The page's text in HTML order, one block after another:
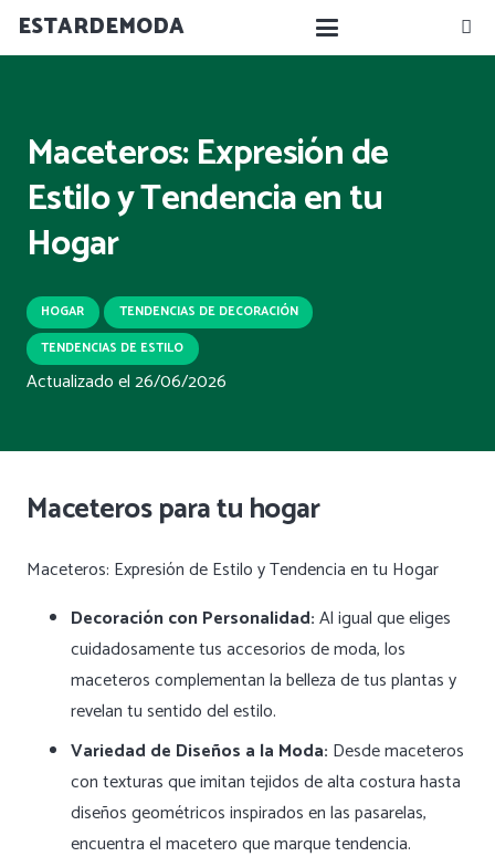
ESTARDEMODA
Maceteros: Expresión de
Estilo y Tendencia en tu
Hogar
HOGAR
TENDENCIAS DE DECORACIÓN
TENDENCIAS DE ESTILO
Actualizado el26/06/2026
Maceteros para tu hogar
Maceteros: Expresión de Estilo y Tendencia en tu Hogar
Decoración con Personalidad:Al igual que eliges
cuidadosamente tus accesorios de moda, los
maceteros complementan la belleza de tus plantas y
revelan tu sentido del estilo.
Variedad de Diseños a la Moda: Desde maceteros
con texturas que imitan tejidos de alta costura hasta
diseños geométricos inspirados en las pasarelas,
encuentra el macetero que marque tendencia.